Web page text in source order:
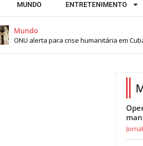
MUNDO ENTRETENIMENTO
Mundo
ONU alerta para crise humanitária em